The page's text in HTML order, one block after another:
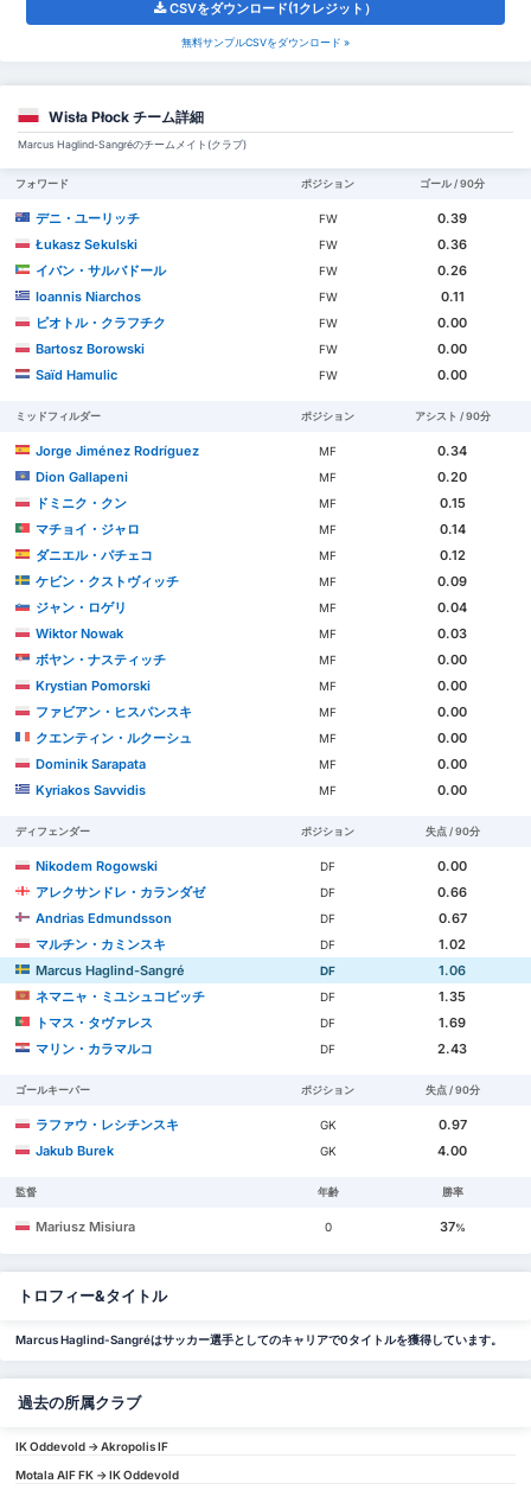
CSVをダウンロード(1クレジット）
無料サンプルCSVをダウンロード »
Wisła Płock チーム詳細
Marcus Haglind-Sangréのチームメイト(クラブ)
フォワード ポジション ゴール / 90分
デニ・ユーリッチ FW
0.39
Łukasz Sekulski
FW
0.36
イバン・サルバドール
FW
0.26
Ioannis Niarchos
FW
0.11
ピオトル・クラフチク
FW
0.00
Bartosz Borowski
FW
0.00
Saïd Hamulic
FW 0.00
ミッドフィルダー ポジション アシスト / 90分
Jorge Jiménez Rodríguez MF
0.34
Dion Gallapeni
MF
0.20
ドミニク・クン
MF
0.15
マチョイ・ジャロ
MF
0.14
ダニエル・パチェコ
MF
0.12
ケビン・クストヴィッチ
MF
0.09
ジャン・ロゲリ
MF
0.04
Wiktor Nowak
MF
0.03
ボヤン・ナスティッチ
MF
0.00
Krystian Pomorski
MF
0.00
ファビアン・ヒスパンスキ
MF
0.00
クエンティン・ルクーシュ
MF
0.00
Dominik Sarapata
MF
0.00
Kyriakos Savvidis
MF 0.00
ディフェンダー ポジション 失点 / 90分
Nikodem Rogowski DF
0.00
アレクサンドレ・カランダゼ
DF
0.66
Andrias Edmundsson
DF
0.67
マルチン・カミンスキ
DF
1.02
Marcus Haglind-Sangré
DF
1.06
ネマニャ・ミユシュコビッチ
DF
1.35
トマス・タヴァレス
DF
1.69
マリン・カラマルコ
DF 2.43
ゴールキーパー ポジション 失点 / 90分
ラファウ・レシチンスキ GK
0.97
Jakub Burek
GK 4.00
監督 年齢 勝率
Mariusz Misiura 0 37%
トロフィー&タイトル
Marcus Haglind-Sangréはサッカー選手としてのキャリアで0タイトルを獲得しています。
過去の所属クラブ
IK Oddevold -> Akropolis IF
Motala AIF FK -> IK Oddevold